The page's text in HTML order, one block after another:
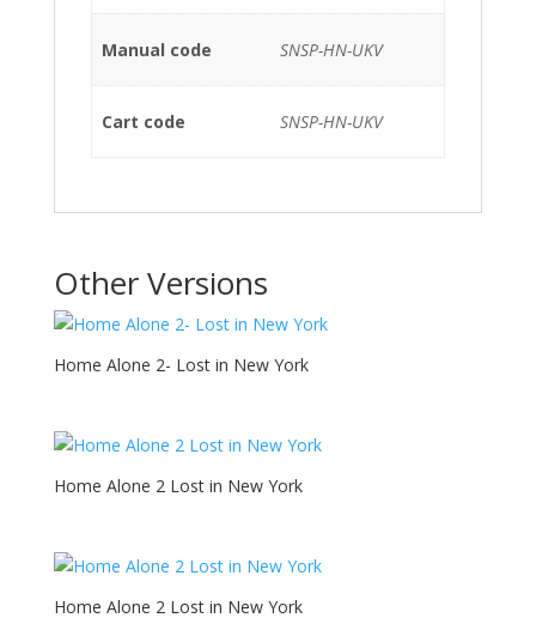
Manual code SNSP-HN-UKV
Cart code SNSP-HN-UKV
Other Versions
Home Alone 2- Lost in New York
Home Alone 2 Lost in New York
Home Alone 2 Lost in New York